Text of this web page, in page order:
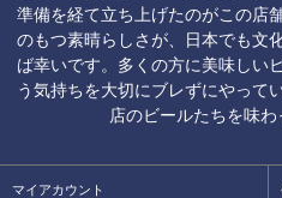
準備を経て立ち上げたのがこの店
のもつ素晴らしさが、日本でも文
ば幸いです。多くの方に美味しい
う気持ちを大切にブレずにやって
店のビールたちを味わ
マイアカウント